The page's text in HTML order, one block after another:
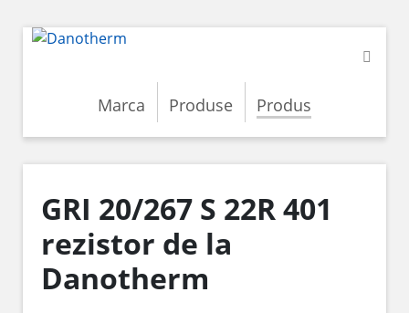
Marca Produse Produs
GRI 20/267 S 22R 401
rezistor de la
Danotherm